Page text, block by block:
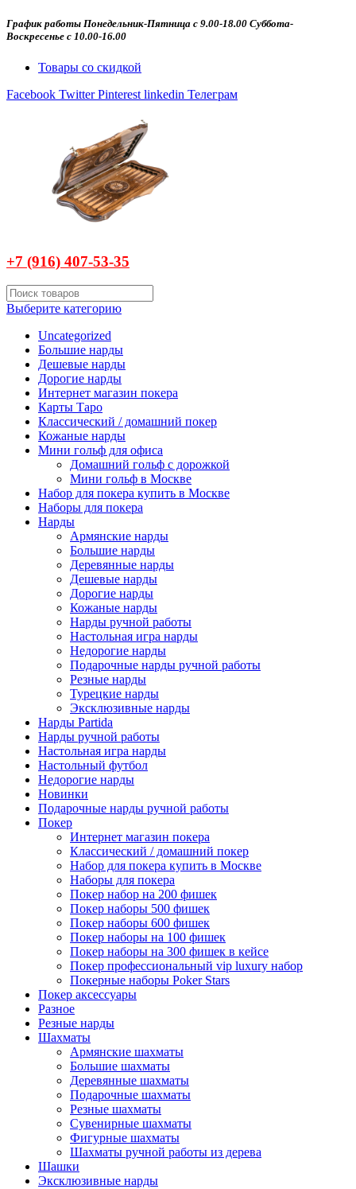
График работы Понедельник-Пятница с 9.00-18.00 Суббота-
Воскресенье с 10.00-16.00
Товары со скидкой
Facebook Twitter Pinterest linkedin Телеграм
+7 (916) 407-53-35
Выберите категорию
Uncategorized
Большие нарды
Дешевые нарды
Дорогие нарды
Интернет магазин покера
Карты Таро
Классический / домашний покер
Кожаные нарды
Мини гольф для офиса
Домашний гольф с дорожкой
Мини гольф в Москве
Набор для покера купить в Москве
Наборы для покера
Нарды
Армянские нарды
Большие нарды
Деревянные нарды
Дешевые нарды
Дорогие нарды
Кожаные нарды
Нарды ручной работы
Настольная игра нарды
Недорогие нарды
Подарочные нарды ручной работы
Резные нарды
Турецкие нарды
Эксклюзивные нарды
Нарды Partida
Нарды ручной работы
Настольная игра нарды
Настольный футбол
Недорогие нарды
Новинки
Подарочные нарды ручной работы
Покер
Интернет магазин покера
Классический / домашний покер
Набор для покера купить в Москве
Наборы для покера
Покер набор на 200 фишек
Покер наборы 500 фишек
Покер наборы 600 фишек
Покер наборы на 100 фишек
Покер наборы на 300 фишек в кейсе
Покер профессиональный vip luxury набор
Покерные наборы Poker Stars
Покер аксессуары
Разное
Резные нарды
Шахматы
Армянские шахматы
Большие шахматы
Деревянные шахматы
Подарочные шахматы
Резные шахматы
Сувенирные шахматы
Фигурные шахматы
Шахматы ручной работы из дерева
Шашки
Эксклюзивные нарды